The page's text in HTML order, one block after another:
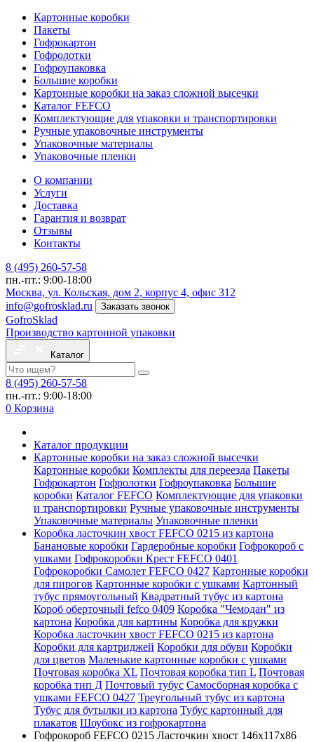
Картонные коробки
Пакеты
Гофрокартон
Гофролотки
Гофроупаковка
Большие коробки
Картонные коробки на заказ сложной высечки
Каталог FEFCO
Комплектующие для упаковки и транспортировки
Ручные упаковочные инструменты
Упаковочные материалы
Упаковочные пленки
О компании
Услуги
Доставка
Гарантия и возврат
Отзывы
Контакты
8 (495) 260-57-58
пн.-пт.: 9:00-18:00
Москва, ул. Кольская, дом 2, корпус 4, офис 312
info@gofrosklad.ru
Заказать звонок
GofroSklad
Производство картонной упаковки
Каталог
8 (495) 260-57-58
пн.-пт.: 9:00-18:00
0 Корзина
Каталог продукции
Картонные коробки на заказ сложной высечки
Картонные коробки Комплекты для переезда Пакеты
Гофрокартон Гофролотки Гофроупаковка Большие
коробки Каталог FEFCO Комплектующие для упаковки
и транспортировки Ручные упаковочные инструменты
Упаковочные материалы Упаковочные пленки
Коробка ласточкин хвост FEFCO 0215 из картона
Банановые коробки Гардеробные коробки Гофрокороб с
ушками Гофрокоробки Крест FEFCO 0401
Гофрокоробки Самолет FEFCO 0427 Картонные коробки
для пирогов Картонные коробки с ушками Картонный
тубус прямоугольный Квадратный тубус из картона
Короб оберточный fefco 0409 Коробка "Чемодан" из
картона Коробка для картины Коробка для кружки
Коробка ласточкин хвост FEFCO 0215 из картона
Коробки для картриджей Коробки для обуви Коробки
для цветов Маленькие картонные коробки с ушками
Почтовая коробка XL Почтовая коробка тип L Почтовая
коробка тип Д Почтовый тубус Самосборная коробка с
ушками FEFCO 0427 Треугольный тубус из картона
Тубус для бутылки из картона Тубус картонный для
плакатов Шоубокс из гофрокартона
Гофрокороб FEFCO 0215 Ласточкин хвост 146x117x86